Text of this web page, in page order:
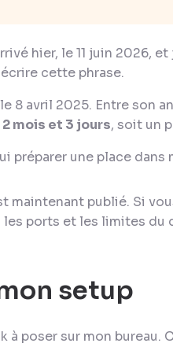
hier, le 11 juin 2026,
cette phrase.
8 avril 2025. Entre son
2 mois et 3 jours, soit un
préparer une place dans
maintenant publié. Si
les ports et les limites du
setup
à poser sur mon bureau.